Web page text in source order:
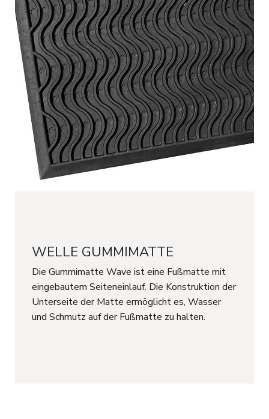
WELLE GUMMIMATTE
Die Gummimatte Wave ist eine Fußmatte mit
eingebautem Seiteneinlauf. Die Konstruktion der
Unterseite der Matte ermöglicht es, Wasser
und Schmutz auf der Fußmatte zu halten.